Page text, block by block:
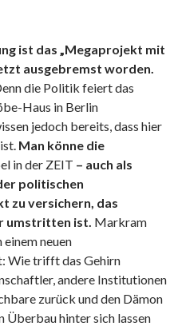
ist das „Megaprojekt mit
ausgebremst worden.
die Politik feiert das
Haus in Berlin
jedoch bereits, dass hier
Man könne die
in der ZEIT – auch als
politischen
zu versichern, das
umstritten ist. Markram
neuen
Wie trifft das Gehirn
andere Institutionen
zurück und den Dämon
hinter sich lassen